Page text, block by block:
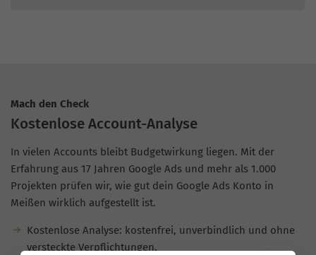
Mach den Check
Kostenlose Account-Analyse
In vielen Accounts bleibt Budgetwirkung liegen. Mit der
Erfahrung aus 17 Jahren Google Ads und mehr als 1.000
Projekten prüfen wir, wie gut dein Google Ads Konto in
Meißen wirklich aufgestellt ist.
Kostenlose Analyse: kostenfrei, unverbindlich und ohne
versteckte Verpflichtungen.